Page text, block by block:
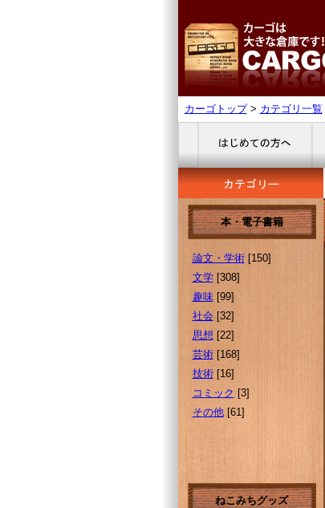
カーゴトップ> カテゴリ一覧
本・電子書籍
論文・学術[150]
文学[308]
趣味[99]
社会[32]
思想 [22]
芸術[168]
技術[16]
コミック [3]
その他[61]
ねこみちグッズ